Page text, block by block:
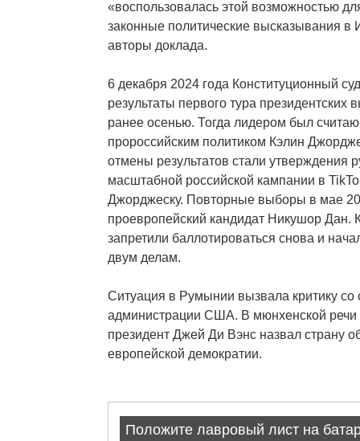
«воспользовалась этой возможностью
законные политические высказывания в
авторы доклада.
6 декабря 2024 года Конституционный
результаты первого тура
ранее осенью. Тогда лидером был
пророссийским политиком Кэлин
отмены результатов стали утверждения
масштабной российской кампании в
Джорджеску. Повторные выборы в мае
проевропейский кандидат Никушор Дан.
запретили баллотироваться снова и
двум делам.
Ситуация в Румынии вызвала критику со
администрации США. В мюнхенской речи
президент Джей Ди Вэнс назвал страну
европейской демократии.